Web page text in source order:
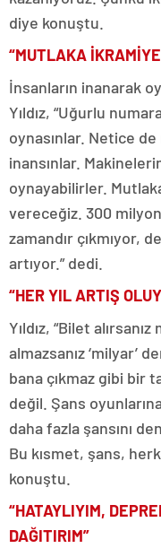
diye konuştu.
“MUTLAKA
İnsanların inanarak
Yıldız, “Uğurlu
oynasınlar. Netice
inansınlar.
oynayabilirler.
vereceğiz. 300
zamandır çıkmıyor,
artıyor.” dedi.
“HER YIL ARTIŞ
Yıldız, “Bilet
almazsanız ‘milyar’
bana çıkmaz gibi bir
değil. Şans
daha fazla şansını
Bu kısmet, şans,
konuştu.
“HATAYLIYIM,
DAĞITIRIM”